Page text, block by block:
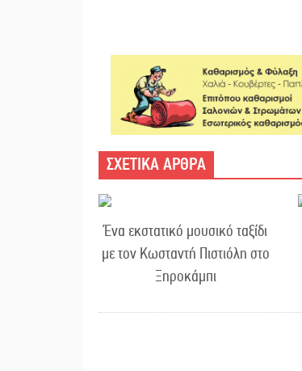
ΣΧΕΤΙΚΑ ΑΡΘΡΑ
Ένα εκστατικό μουσικό ταξίδι
με τον Κωσταντή Πιστιόλη στο
Ξηροκάμπι